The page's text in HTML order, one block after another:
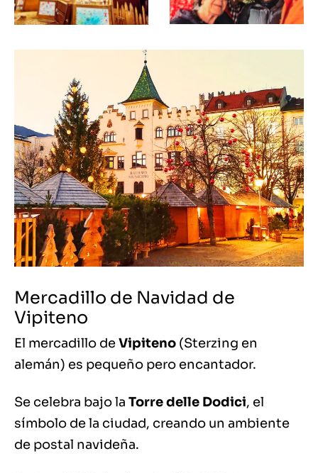
Mercadillo de Navidad de
Vipiteno
El mercadillo deVipiteno (Sterzing en
alemán) es pequeño pero encantador.
Se celebra bajo la Torre delle Dodici, el
símbolo de la ciudad, creando un ambiente
de postal navideña.